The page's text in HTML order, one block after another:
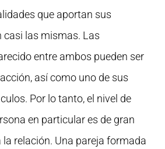
que aportan sus
casi las mismas. Las
entre ambos pueden ser
así como uno de sus
Por lo tanto, el nivel de
en particular es de gran
relación. Una pareja formada